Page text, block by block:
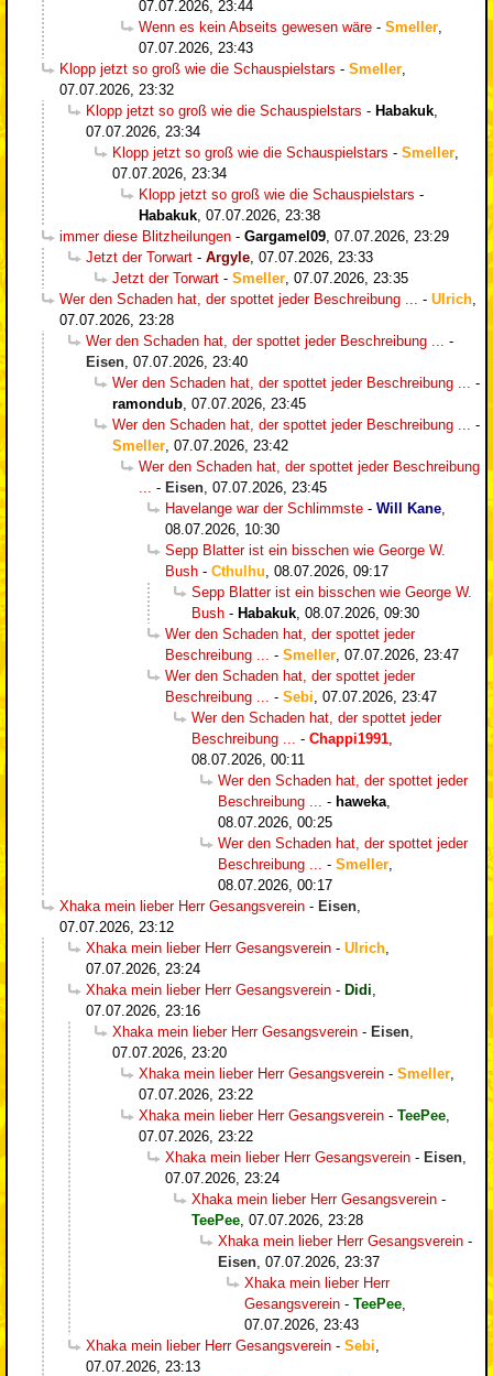
07.07.2026, 23:44
Wenn es kein Abseits gewesen wäre - Smeller
07.07.2026, 23:43
Klopp jetzt so groß wie die Schauspielstars - Smeller
07.07.2026, 23:32
Klopp jetzt so groß wie die Schauspielstars - Habakuk
07.07.2026, 23:34
Klopp jetzt so groß wie die Schauspielstars - Smeller
07.07.2026, 23:34
Klopp jetzt so groß wie die Schauspielstars -
Habakuk 07.07.2026, 23:38
immer diese Blitzheilungen - Gargamel09 07.07.2026, 23:29
Jetzt der Torwart - Argyle 07.07.2026, 23:33
Jetzt der Torwart - Smeller 07.07.2026, 23:35
Wer den Schaden hat, der spottet jeder Beschreibung ...
- Ulrich
07.07.2026, 23:28
Wer den Schaden hat, der spottet jeder Beschreibung ...
-
Eisen 07.07.2026, 23:40
Wer den Schaden hat, der spottet jeder Beschreibung ...
-
ramondub 07.07.2026, 23:45
Wer den Schaden hat, der spottet jeder Beschreibung ...
-
Smeller 07.07.2026, 23:42
Wer den Schaden hat, der spottet jeder Beschreibung
- Eisen 07.07.2026, 23:45
Havelange war der Schlimmste - Will Kane
08.07.2026, 10:30
Sepp Blatter ist ein bisschen wie George W.
Bush - Cthulhu 08.07.2026, 09:17
Sepp Blatter ist ein bisschen wie George W.
Bush - Habakuk 08.07.2026, 09:30
Wer den Schaden hat, der spottet jeder
Beschreibung ...
- Smeller 07.07.2026, 23:47
Wer den Schaden hat, der spottet jeder
Beschreibung ...
- Sebi 07.07.2026, 23:47
Wer den Schaden hat, der spottet jeder
Beschreibung ...
- Chappi1991
08.07.2026, 00:11
Wer den Schaden hat, der spottet jeder
Beschreibung ...
- haweka
08.07.2026, 00:25
Wer den Schaden hat, der spottet jeder
Beschreibung ...
- Smeller
08.07.2026, 00:17
Xhaka mein lieber Herr Gesangsverein - Eisen
07.07.2026, 23:12
Xhaka mein lieber Herr Gesangsverein - Ulrich
07.07.2026, 23:24
Xhaka mein lieber Herr Gesangsverein - Didi
07.07.2026, 23:16
Xhaka mein lieber Herr Gesangsverein - Eisen
07.07.2026, 23:20
Xhaka mein lieber Herr Gesangsverein - Smeller
07.07.2026, 23:22
Xhaka mein lieber Herr Gesangsverein - TeePee
07.07.2026, 23:22
Xhaka mein lieber Herr Gesangsverein - Eisen
07.07.2026, 23:24
Xhaka mein lieber Herr Gesangsverein -
TeePee 07.07.2026, 23:28
Xhaka mein lieber Herr Gesangsverein -
Eisen 07.07.2026, 23:37
Xhaka mein lieber Herr
Gesangsverein - TeePee
07.07.2026, 23:43
Xhaka mein lieber Herr Gesangsverein - Sebi
07.07.2026, 23:13